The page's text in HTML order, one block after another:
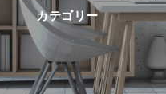
ちについて
カテゴリー